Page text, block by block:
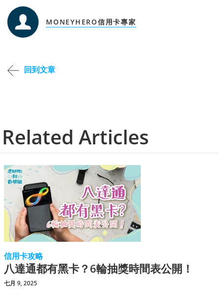
MONEYHERO信用卡專家
回到文章
Related Articles
信用卡攻略
八達通都有黑卡？6輪抽獎時間表公開！
七月 9, 2025